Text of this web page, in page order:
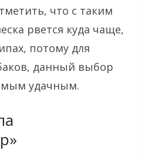
что с таким
рвется куда чаще,
потому для
данный выбор
удачным.